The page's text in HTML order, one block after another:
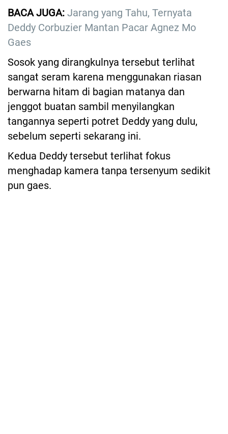
BACA JUGA: Jarang yang Tahu, Ternyata
Deddy Corbuzier Mantan Pacar Agnez Mo
Gaes
Sosok yang dirangkulnya tersebut terlihat
sangat seram karena menggunakan riasan
berwarna hitam di bagian matanya dan
jenggot buatan sambil menyilangkan
tangannya seperti potret Deddy yang dulu,
sebelum seperti sekarang ini.
Kedua Deddy tersebut terlihat fokus
menghadap kamera tanpa tersenyum sedikit
pun gaes.